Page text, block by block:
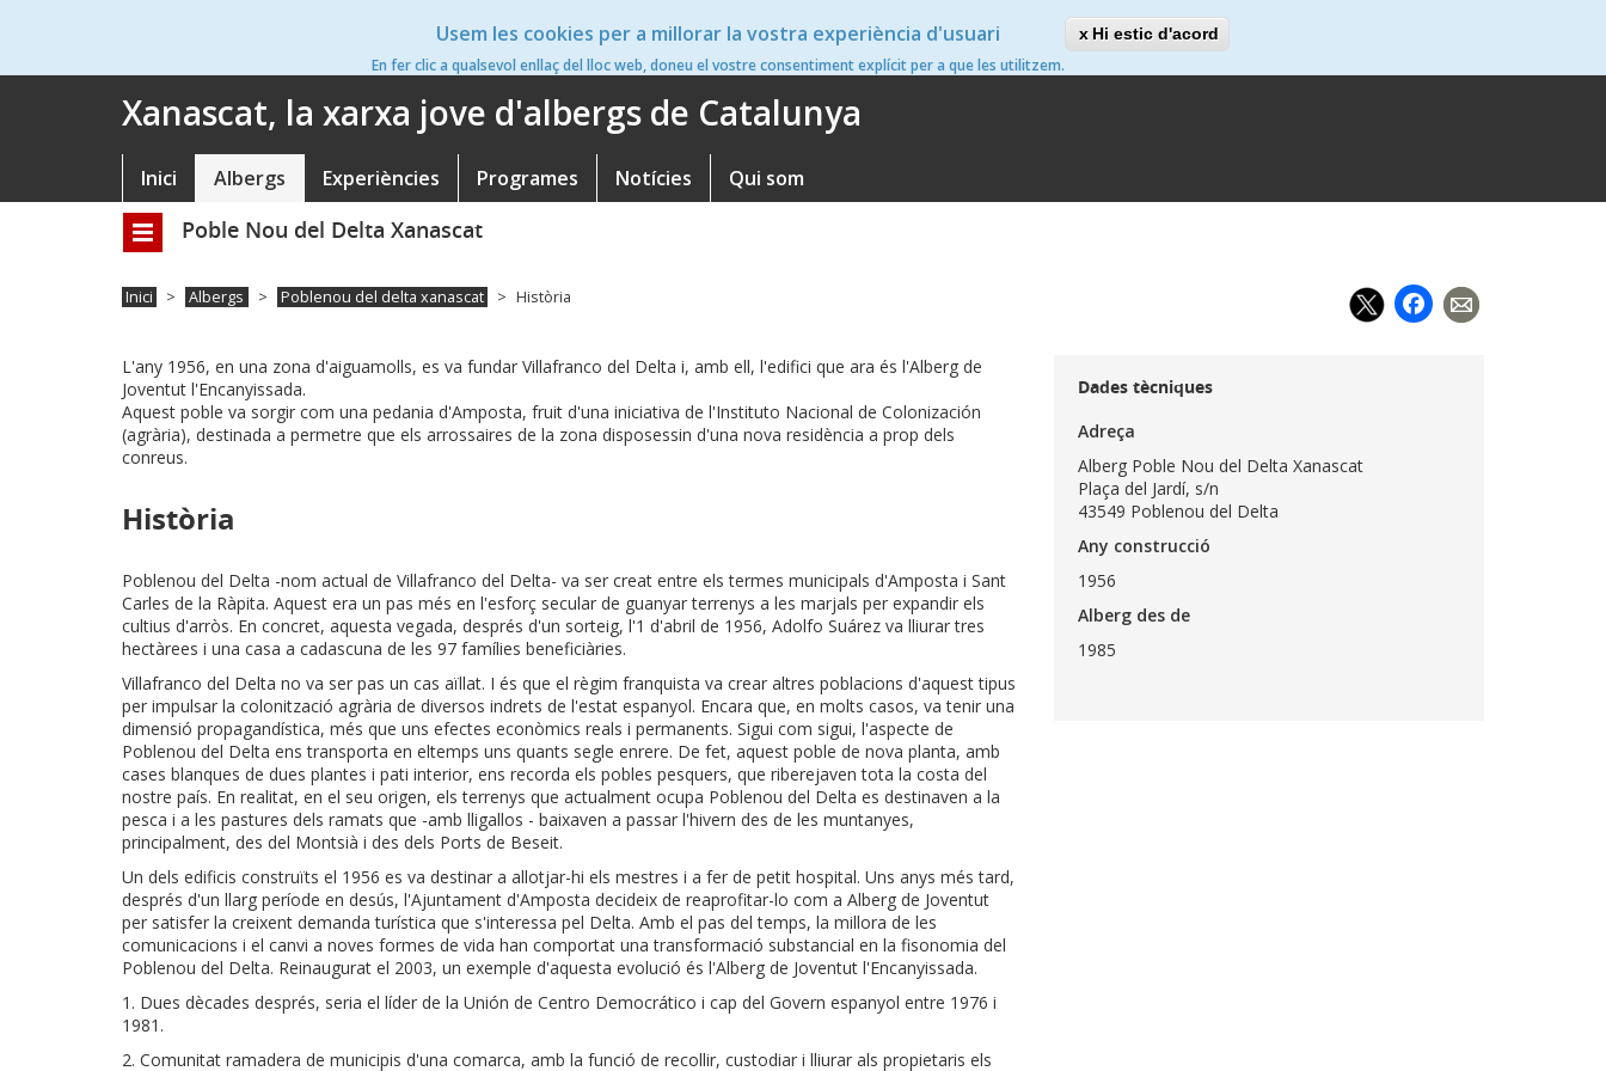
Usem les cookies per a millorar la vostra experiència d'usuari
En fer clic a qualsevol enllaç del lloc web, doneu el vostre consentiment explícit per a que les utilitzem.
Hi estic d'acord
en Cerca
Xanascat, la xarxa jove d'albergs de Catalunya
Navegació
principal
Inici Albergs Experiències Programes Notícies Qui som
TogglePoble Nou del Delta Xanascat
Inici Albergs Poblenou del delta xanascat Història Facebook
L'any 1956, en una zona d'aiguamolls, es va fundar Villafranco del Delta i, amb ell, l'edifici que ara és l'Alberg de
Joventut l'Encanyissada.
Aquest poble va sorgir com una pedania d'Amposta, fruit d'una iniciativa de l'Instituto Nacional de Colonización
(agrària), destinada a permetre que els arrossaires de la zona disposessin d'una nova residència a prop dels
conreus.
Història
Poblenou del Delta -nom actual de Villafranco del Delta- va ser creat entre els termes municipals d'Amposta i Sant
Carles de la Ràpita. Aquest era un pas més en l'esforç secular de guanyar terrenys a les marjals per expandir els
cultius d'arròs. En concret, aquesta vegada, després d'un sorteig, l'1 d'abril de 1956, Adolfo Suárez va lliurar tres
hectàrees i una casa a cadascuna de les 97 famílies beneficiàries.
Villafranco del Delta no va ser pas un cas aïllat. I és que el règim franquista va crear altres poblacions d'aquest tipus
per impulsar la colonització agrària de diversos indrets de l'estat espanyol. Encara que, en molts casos, va tenir una
dimensió propagandística, més que uns efectes econòmics reals i permanents. Sigui com sigui, l'aspecte de
Poblenou del Delta ens transporta en eltemps uns quants segle enrere. De fet, aquest poble de nova planta, amb
cases blanques de dues plantes i pati interior, ens recorda els pobles pesquers, que riberejaven tota la costa del
nostre país. En realitat, en el seu origen, els terrenys que actualment ocupa Poblenou del Delta es destinaven a la
pesca i a les pastures dels ramats que -amb lligallos - baixaven a passar l'hivern des de les muntanyes,
principalment, des del Montsià i des dels Ports de Beseit.
Un dels edificis construïts el 1956 es va destinar a allotjar-hi els mestres i a fer de petit hospital. Uns anys més tard,
després d'un llarg període en desús, l'Ajuntament d'Amposta decideix de reaprofitar-lo com a Alberg de Joventut
per satisfer la creixent demanda turística que s'interessa pel Delta. Amb el pas del temps, la millora de les
comunicacions i el canvi a noves formes de vida han comportat una transformació substancial en la fisonomia del
Poblenou del Delta. Reinaugurat el 2003, un exemple d'aquesta evolució és l'Alberg de Joventut l'Encanyissada.
1. Dues dècades després, seria el líder de la Unión de Centro Democrático i cap del Govern espanyol entre 1976 i
1981.
2. Comunitat ramadera de municipis d'una comarca, amb la funció de recollir, custodiar i lliurar als propietaris els
Dades tècniques
Adreça
Alberg Poble Nou del Delta Xanascat
Plaça del Jardí, s/n
43549 Poblenou del Delta
Any construcció
1956
Alberg des de
1985